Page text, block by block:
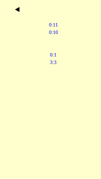
0:11
0:10
0:1
3:3